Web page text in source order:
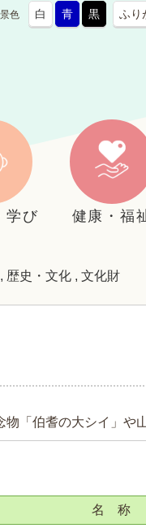
色 白 青 黒 ふり
学び 健康・福
, 歴史・文化 , 文化財
物「伯耆の大シイ」や
名 称